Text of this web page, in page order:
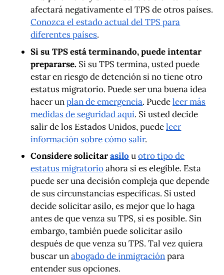
afectará negativamente el TPS de otros países.
Conozca el estado actual del TPS para
diferentes países.
Si su TPS está terminando, puede intentar
prepararse. Si su TPS termina, usted puede
estar en riesgo de detención si no tiene otro
estatus migratorio. Puede ser una buena idea
hacer unplan de emergencia. Puedeleer más
medidas de seguridad aquí. Si usted decide
salir de los Estados Unidos, puedeleer
información sobre cómo salir.
Considere solicitarasilo uotro tipo de
estatus migratorioahora si es elegible. Esta
puede ser una decisión compleja que depende
de sus circunstancias específicas. Si usted
decide solicitar asilo, es mejor que lo haga
antes de que venza su TPS, si es posible. Sin
embargo, también puede solicitar asilo
después de que venza su TPS. Tal vez quiera
buscar unabogado de inmigraciónpara
entender sus opciones.